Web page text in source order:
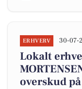
ERHVERV 30-07-
Lokalt
overskud